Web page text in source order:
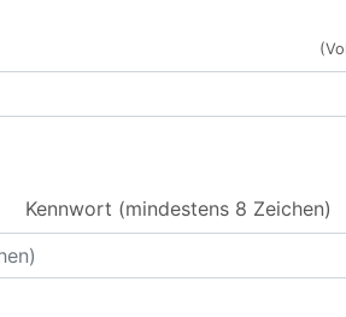
Kennwort (mindestens 8 Zeichen)